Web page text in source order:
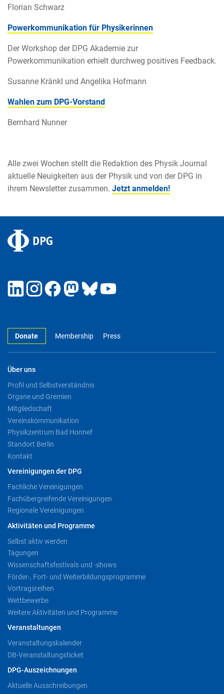
Florian Schwarz
Powerkommunikation für Physikerinnen
Der Workshop der DPG Akademie zur
Powerkommunikation erhielt durchweg positives Feedback.
Susanne Kränkl und Angelika Hofmann
Wahlen zum DPG-Vorstand
Bernhard Nunner
Alle zwei Wochen stellt die Redaktion des Physik Journal
aktuelle Neuigkeiten aus der Physik und von der DPG in
ihrem Newsletter zusammen. Jetzt anmelden!
Donate Membership Press
Über uns
Profil und Selbstverständnis
Organe und Gremien
Mitgliedschaft
Vereinskommunikation
Physikzentrum Bad Honnef
Standort Berlin
Kontakt
Vereinigungen der DPG
Fachliche Vereinigungen
Fachübergreifende Vereinigungen
Regionale Vereinigungen
Aktivitäten und Programme
Selbst aktiv werden
Tagungen
Wissenschaftsfestivals und -shows
Förder-, Fort- und Weiterbildungsprogramme
Vortragsreihen
Wettbewerbe
Weitere Aktivitäten und Programme
Veranstaltungen
Veranstaltungskalender
DB-Veranstaltungsticket
DPG-Auszeichnungen
Aktuelle Ausschreibungen